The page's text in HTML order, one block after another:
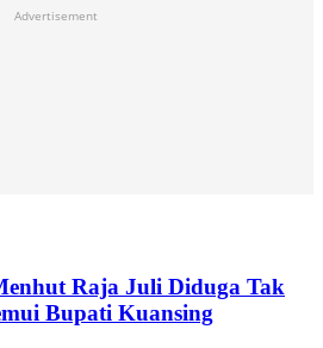
Advertisement
Raja Juli Diduga Tak
Bupati Kuansing